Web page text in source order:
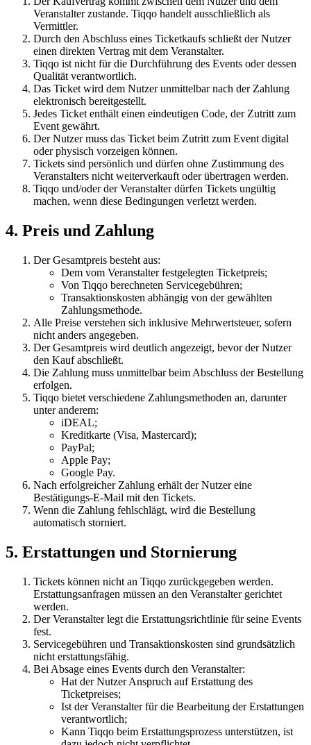
Veranstalter zustande. Tiqqo handelt ausschließlich als
Vermittler.
Durch den Abschluss eines Ticketkaufs schließt der Nutzer
einen direkten Vertrag mit dem Veranstalter.
Tiqqo ist nicht für die Durchführung des Events oder dessen
Qualität verantwortlich.
Das Ticket wird dem Nutzer unmittelbar nach der Zahlung
elektronisch bereitgestellt.
Jedes Ticket enthält einen eindeutigen Code, der Zutritt zum
Event gewährt.
Der Nutzer muss das Ticket beim Zutritt zum Event digital
oder physisch vorzeigen können.
Tickets sind persönlich und dürfen ohne Zustimmung des
Veranstalters nicht weiterverkauft oder übertragen werden.
Tiqqo und/oder der Veranstalter dürfen Tickets ungültig
machen, wenn diese Bedingungen verletzt werden.
4. Preis und Zahlung
Der Gesamtpreis besteht aus:
Dem vom Veranstalter festgelegten Ticketpreis;
Von Tiqqo berechneten Servicegebühren;
Transaktionskosten abhängig von der gewählten
Zahlungsmethode.
Alle Preise verstehen sich inklusive Mehrwertsteuer, sofern
nicht anders angegeben.
Der Gesamtpreis wird deutlich angezeigt, bevor der Nutzer
den Kauf abschließt.
Die Zahlung muss unmittelbar beim Abschluss der Bestellung
erfolgen.
Tiqqo bietet verschiedene Zahlungsmethoden an, darunter
unter anderem:
iDEAL;
Kreditkarte (Visa, Mastercard);
PayPal;
Apple Pay;
Google Pay.
Nach erfolgreicher Zahlung erhält der Nutzer eine
Bestätigungs-E-Mail mit den Tickets.
Wenn die Zahlung fehlschlägt, wird die Bestellung
automatisch storniert.
5. Erstattungen und Stornierung
Tickets können nicht an Tiqqo zurückgegeben werden.
Erstattungsanfragen müssen an den Veranstalter gerichtet
werden.
Der Veranstalter legt die Erstattungsrichtlinie für seine Events
fest.
Servicegebühren und Transaktionskosten sind grundsätzlich
nicht erstattungsfähig.
Bei Absage eines Events durch den Veranstalter:
Hat der Nutzer Anspruch auf Erstattung des
Ticketpreises;
Ist der Veranstalter für die Bearbeitung der Erstattungen
verantwortlich;
Kann Tiqqo beim Erstattungsprozess unterstützen, ist